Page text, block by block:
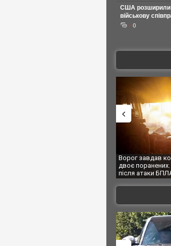
США розширили
військову
0
Ворог завдав комбінованого удару
двоє поранених. Ще десятеро
після атаки БПЛА по ринку на